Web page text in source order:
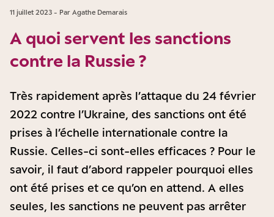
11 juillet 2023 - Par Agathe Demarais
A quoi servent les sanctions
contre la Russie ?
Très rapidement après l’attaque du 24 février
2022 contre l’Ukraine, des sanctions ont été
prises à l’échelle internationale contre la
Russie. Celles-ci sont-elles efficaces ? Pour le
savoir, il faut d’abord rappeler pourquoi elles
ont été prises et ce qu’on en attend. A elles
seules, les sanctions ne peuvent pas arrêter